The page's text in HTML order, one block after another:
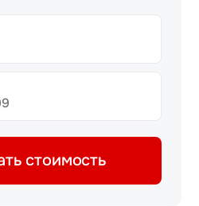
стоимость